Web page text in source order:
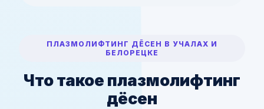
ПЛАЗМОЛИФТИНГ ДЁСЕН В УЧАЛАХ И
БЕЛОРЕЦКЕ
Что такое плазмолифтинг
дёсен